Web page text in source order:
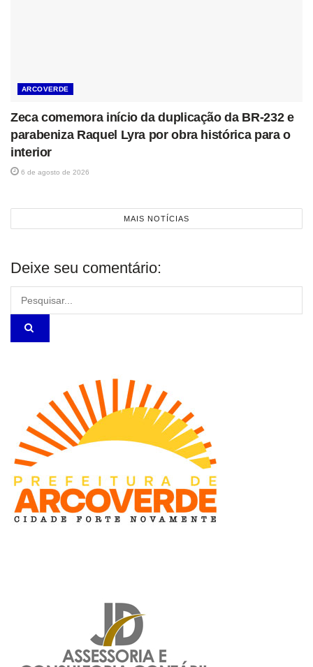
ARCOVERDE
Zeca comemora início da duplicação da BR-232 e
parabeniza Raquel Lyra por obra histórica para o
interior
6 de agosto de 2026
MAIS NOTÍCIAS
Deixe seu comentário: